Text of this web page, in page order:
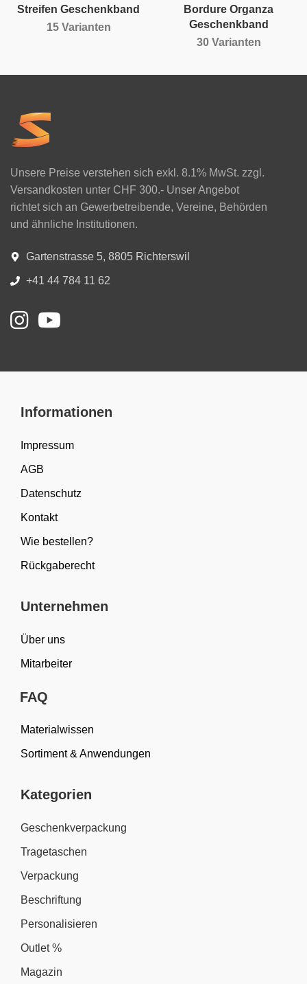
Streifen Geschenkband
15 Varianten
Bordure Organza
Geschenkband
30 Varianten
Unsere Preise verstehen sich exkl. 8.1% MwSt. zzgl.
Versandkosten unter CHF 300.- Unser Angebot
richtet sich an Gewerbetreibende, Vereine, Behörden
und ähnliche Institutionen.
Gartenstrasse 5, 8805 Richterswil
+41 44 784 11 62
Informationen
Impressum
AGB
Datenschutz
Kontakt
Wie bestellen?
Rückgaberecht
Unternehmen
Über uns
Mitarbeiter
FAQ
Materialwissen
Sortiment & Anwendungen
Kategorien
Geschenkverpackung
Tragetaschen
Verpackung
Beschriftung
Personalisieren
Outlet %
Magazin